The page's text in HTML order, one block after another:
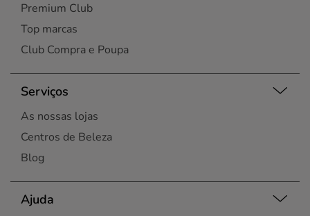
Premium Club
Top marcas
Club Compra e Poupa
Serviços
As nossas lojas
Centros de Beleza
Blog
Ajuda